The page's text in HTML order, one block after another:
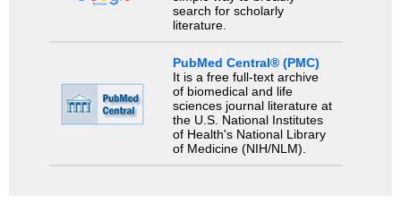
search for scholarly
literature.
PubMed Central® (PMC)
It is a free full-text archive
of biomedical and life
sciences journal literature at
the U.S. National Institutes
of Health's National Library
of Medicine (NIH/NLM).